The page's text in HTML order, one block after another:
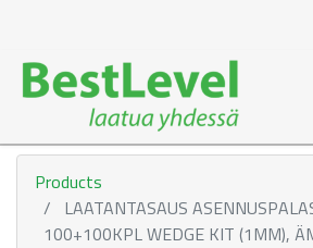
Products
LAATANTASAUS
100+100KPL WEDGE KIT (1MM),